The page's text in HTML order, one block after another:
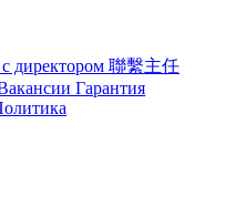
с директором 聯繫主任
Гарантия